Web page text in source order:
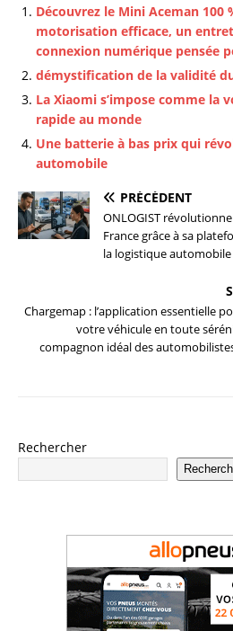
Découvrez le Mini Aceman 100
motorisation efficace, un
connexion numérique pensée
démystification de la validité
La Xiaomi s’impose comme la
rapide au monde
Une batterie à bas prix qui
automobile
PRÉCÉDENT
ONLOGIST
France grâce à sa
la logistique automobile
Chargemap : l’application essentielle
votre véhicule en toute
compagnon idéal des
Rechercher